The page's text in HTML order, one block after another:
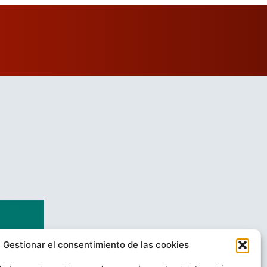
Gestionar el consentimiento de las cookies